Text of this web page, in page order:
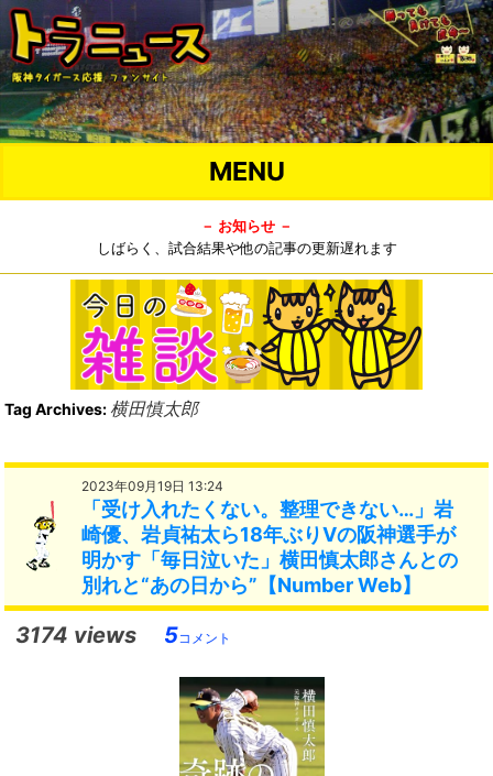
MENU
－ お知らせ －
しばらく、試合結果や他の記事の更新遅れます
Tag Archives:横田慎太郎
2023年09月19日 13:24
「受け入れたくない。整理できない…」岩
崎優、岩貞祐太ら18年ぶりVの阪神選手が
明かす「毎日泣いた」横田慎太郎さんとの
別れと“あの日から”【Number Web】
3174 views 5コメント